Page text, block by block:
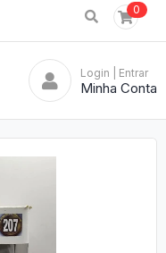
0
Login | Entrar
Minha Conta